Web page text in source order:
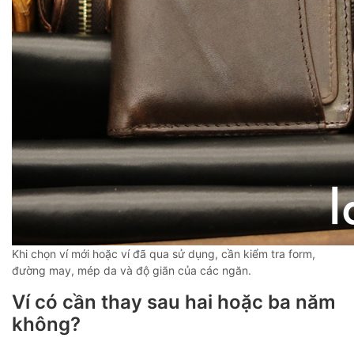
Khi chọn ví mới hoặc ví đã qua sử dụng, cần kiểm tra form,
đường may, mép da và độ giãn của các ngăn.
Ví có cần thay sau hai hoặc ba năm
không?